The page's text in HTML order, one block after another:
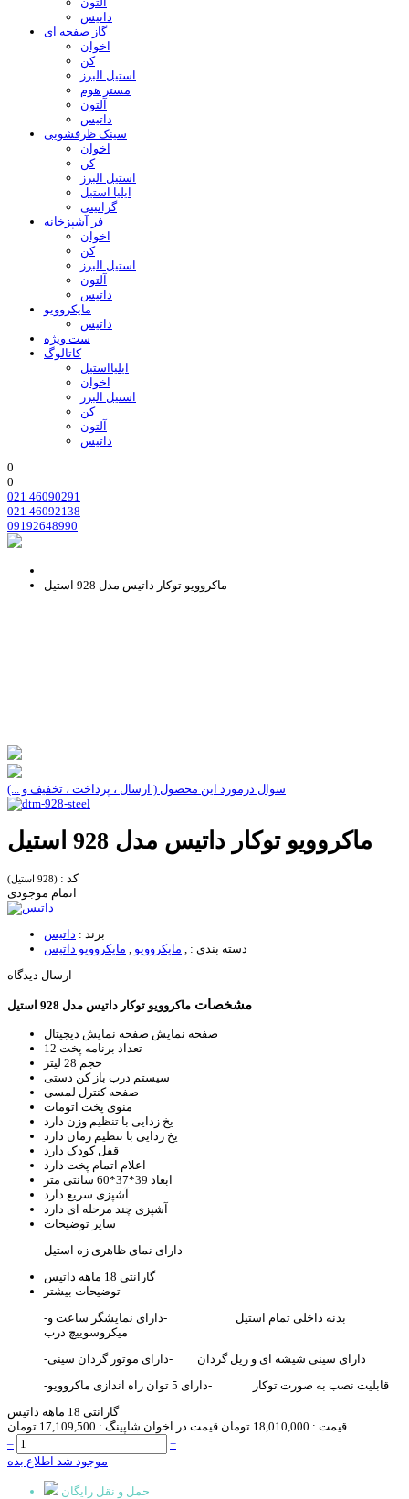
داتیس
گاز صفحه ای
اخوان
کن
استیل البرز
مستر هوم
آلتون
داتیس
سینک ظرفشویی
اخوان
کن
استیل البرز
ایلیا استیل
گرانیتی
فر آشپزخانه
اخوان
کن
استیل البرز
آلتون
داتیس
مایکروویو
داتیس
ست ویژه
کاتالوگ
ایلیااستیل
اخوان
استیل البرز
کن
آلتون
داتیس
0
0
021 46090291
021 46092138
09192648990
ماکروویو توکار داتیس مدل 928 استیل
سوال درمورد این محصول ( ارسال ، پرداخت ، تخفیف و ...)
ماکروویو توکار داتیس مدل 928 استیل
کد : (928 استیل)
اتمام موجودی
برند : داتیس
دسته بندی :
مایکروویو
مایکروویو داتیس
ارسال دیدگاه
مشخصات ماکروویو توکار داتیس مدل 928 استیل
صفحه نمایش صفحه نمایش دیجیتال
تعداد برنامه پخت 12
حجم 28 لیتر
سیستم درب باز کن دستی
صفحه کنترل لمسی
منوی پخت اتومات
یخ زدایی با تنظیم وزن دارد
یخ زدایی با تنظیم زمان دارد
قفل کودک دارد
اعلام اتمام پخت دارد
ابعاد 39*37*60 سانتی متر
آشپزی سریع دارد
آشپزی چند مرحله ای دارد
سایر توضیحات
دارای نمای ظاهری زه استیل
گارانتی 18 ماهه داتیس
توضیحات بیشتر
-بدنه داخلی تمام استیل -دارای نمایشگر ساعت و
میکروسوییچ درب
-دارای سینی شیشه ای و ریل گردان -دارای موتور گردان سینی
-قابلیت نصب به صورت توکار -دارای 5 توان راه اندازی ماکروویو
گارانتی 18 ماهه داتیس
قیمت : 18,010,000 تومان قیمت در اخوان شاپینگ : 17,109,500 تومان
–
+
موجود شد اطلاع بده
حمل و نقل رایگان